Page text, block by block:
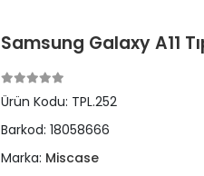
Samsung Galaxy A11
Ürün Kodu: TPL.252
Barkod: 18058666
Marka: Miscase